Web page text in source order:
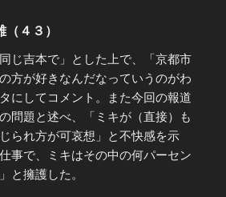
４３）
じ吉本で」とした上で、「京都市
方が好きなんだなっていうのがわ
にしてコメント。また今回の報道
問題と述べ、「ミキが（直接）も
られ方が可哀想」と不快感を示
事で、ミキはその中の何パーセン
と擁護した。